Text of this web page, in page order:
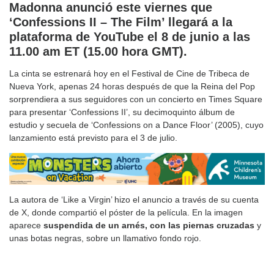
Madonna anunció este viernes que
‘Confessions II – The Film’ llegará a la
plataforma de YouTube el 8 de junio a las
11.00 am ET (15.00 hora GMT).
La cinta se estrenará hoy en el Festival de Cine de Tribeca de
Nueva York, apenas 24 horas después de que la Reina del Pop
sorprendiera a sus seguidores con un concierto en Times Square
para presentar ‘Confessions II’, su decimoquinto álbum de
estudio y secuela de ‘Confessions on a Dance Floor’ (2005), cuyo
lanzamiento está previsto para el 3 de julio.
La autora de ‘Like a Virgin’ hizo el anuncio a través de su cuenta
de X, donde compartió el póster de la película. En la imagen
aparece suspendida de un arnés, con las piernas cruzadas y
unas botas negras, sobre un llamativo fondo rojo.